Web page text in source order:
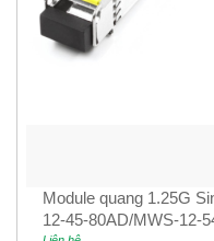
Module quang 1.25G
12-45-80AD/MWS-12-